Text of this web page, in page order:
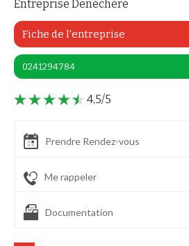
Entreprise Denéchère
Fiche de l'entreprise
0241294784
4,5/5
Prendre Rendez-vous
Me rappeler
Documentation